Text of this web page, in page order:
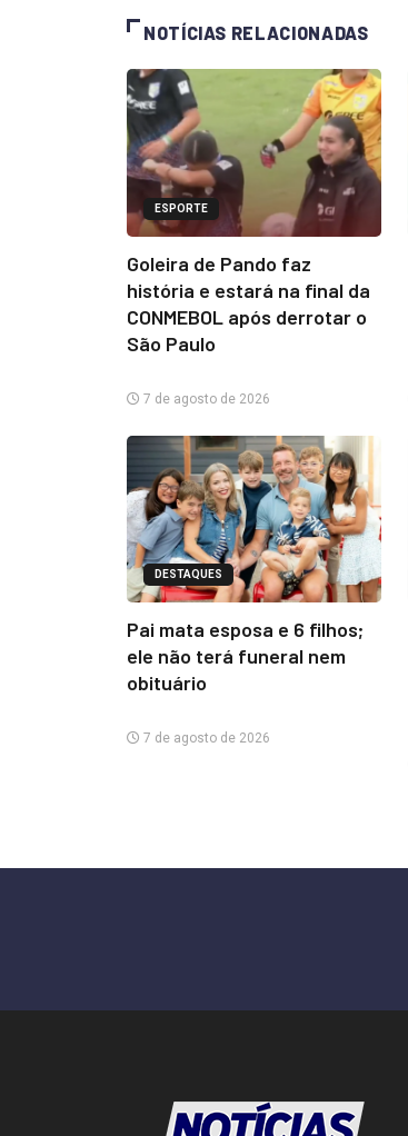
NOTÍCIAS RELACIONADAS
ESPORTE
Goleira de Pando faz
história e estará na final da
CONMEBOL após derrotar o
São Paulo
7 de agosto de 2026
DESTAQUES
Pai mata esposa e 6 filhos;
ele não terá funeral nem
obituário
7 de agosto de 2026